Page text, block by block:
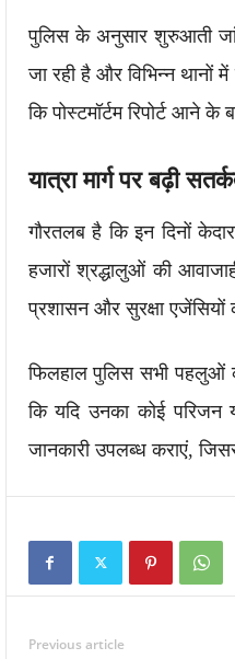
पुलिस के अनुसार शुरुआती
जा रही है और विभिन्न थानों
कि पोस्टमॉर्टम रिपोर्ट आने
यात्रा मार्ग पर बढ़ी
गौरतलब है कि इन दिनों
हजारों श्रद्धालुओं की
प्रशासन और सुरक्षा एजेंसियों
फिलहाल पुलिस सभी पहलुओं
कि यदि उनका कोई
जानकारी उपलब्ध कराएं,
Previous article